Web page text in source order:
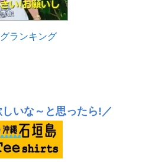
ランキング
いな～と思ったら!／